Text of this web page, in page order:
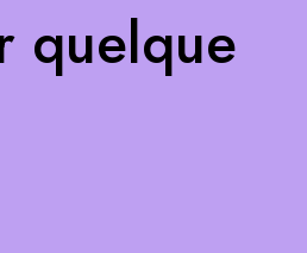
quelque